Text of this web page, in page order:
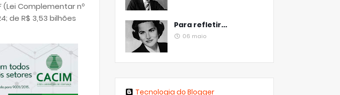
(Lei Complementar nº
de R$ 3,53 bilhões
Para refletir...
06 maio
Tecnologia do Blogger